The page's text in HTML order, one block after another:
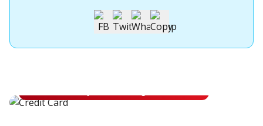
Apply Kartu Kredit OCBC